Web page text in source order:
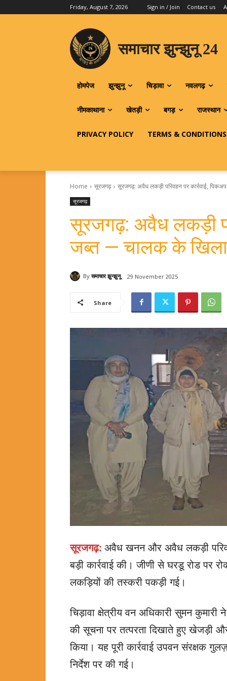
Friday, August 7, 2026 Sign in / Join Contact us
समाचार झुन्झुनू 24
होमपेज झुन्झुनू चिड़ावा नवलगढ़
नीमकाथाना खेतड़ी बगड़ राजस्थान
PRIVACY POLICY TERMS & CONDITIONS
Home सूरजगढ़ सूरजगढ़: अवैध लकड़ी परिवहन पर कार्रवाई,
सूरजगढ़
सूरजगढ़: अवैध लकड़ी
जब्त — चालक के
By समाचार झुन्झुनू 29 November 2025
Share
सूरजगढ़: अवैध खनन और अवैध लकड़ी
बड़ी कार्रवाई की। जीणी से घरडू रोड
लकड़ियों की तस्करी पकड़ी गई।
चिड़ावा क्षेत्रीय वन अधिकारी सुमन
की सूचना पर तत्परता दिखाते हुए खेजड़ी
किया। यह पूरी कार्रवाई उपवन संरक्षक
निर्देश पर की गई।